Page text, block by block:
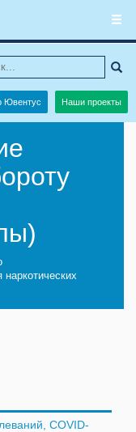
Ювентус Наши проекты
наркотических
COVID-